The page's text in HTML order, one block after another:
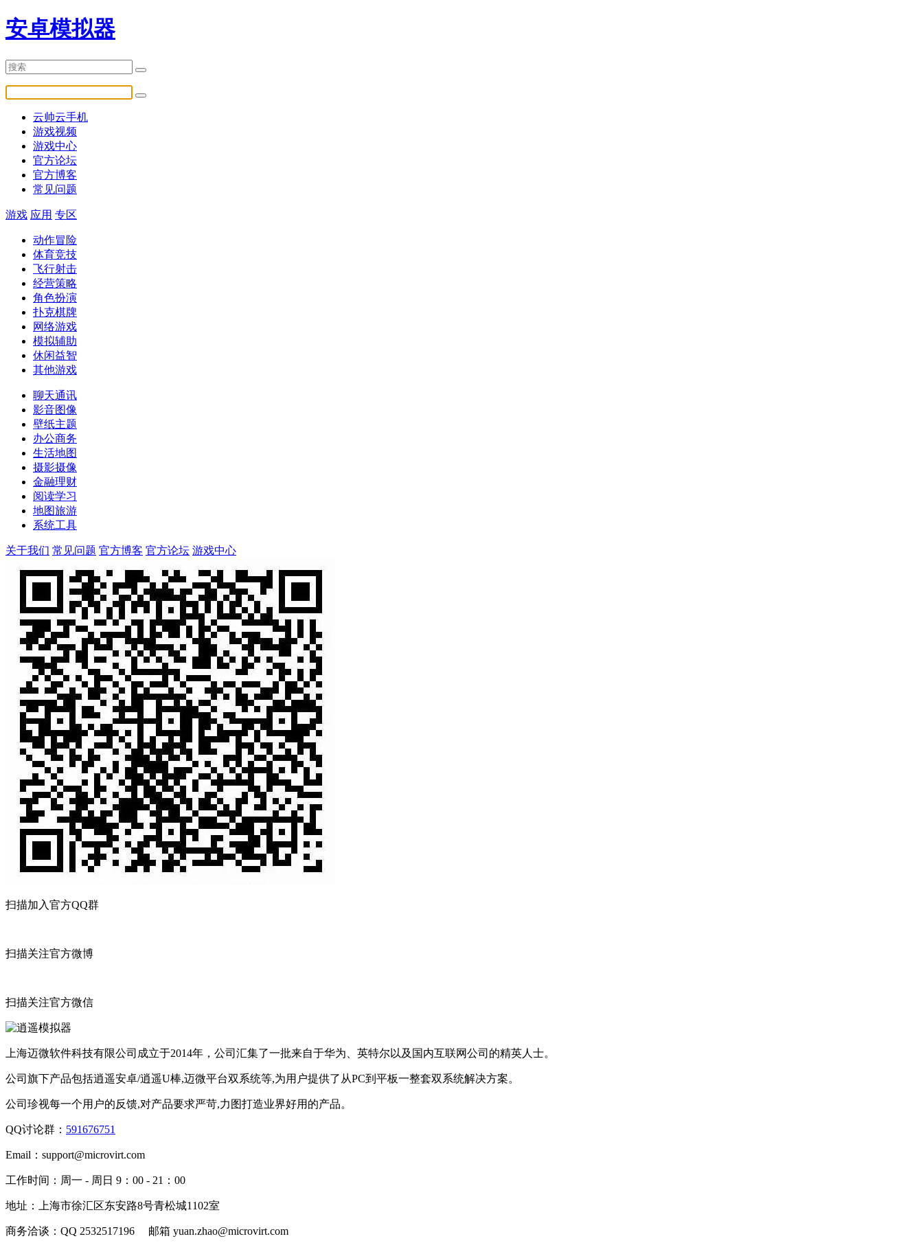
安卓模拟器
云帅云手机
游戏视频
游戏中心
官方论坛
官方博客
常见问题
游戏 应用 专区
动作冒险
体育竞技
飞行射击
经营策略
角色扮演
扑克棋牌
网络游戏
模拟辅助
休闲益智
其他游戏
聊天通讯
影音图像
壁纸主题
办公商务
生活地图
摄影摄像
金融理财
阅读学习
地图旅游
系统工具
关于我们 常见问题 官方博客 官方论坛 游戏中心
扫描加入官方QQ群
扫描关注官方微博
扫描关注官方微信
上海迈微软件科技有限公司成立于2014年，公司汇集了一批来自于华为、英特尔以及国内互联网公司的精英人士。
公司旗下产品包括逍遥安卓/逍遥U棒,迈微平台双系统等,为用户提供了从PC到平板一整套双系统解决方案。
公司珍视每一个用户的反馈,对产品要求严苛,力图打造业界好用的产品。
QQ讨论群： 591676751
Email： support@microvirt.com
工作时间： 周一 - 周日 9：00 - 21：00
地址： 上海市徐汇区东安路8号青松城1102室
商务洽谈： QQ 2532517196 邮箱 yuan.zhao@microvirt.com